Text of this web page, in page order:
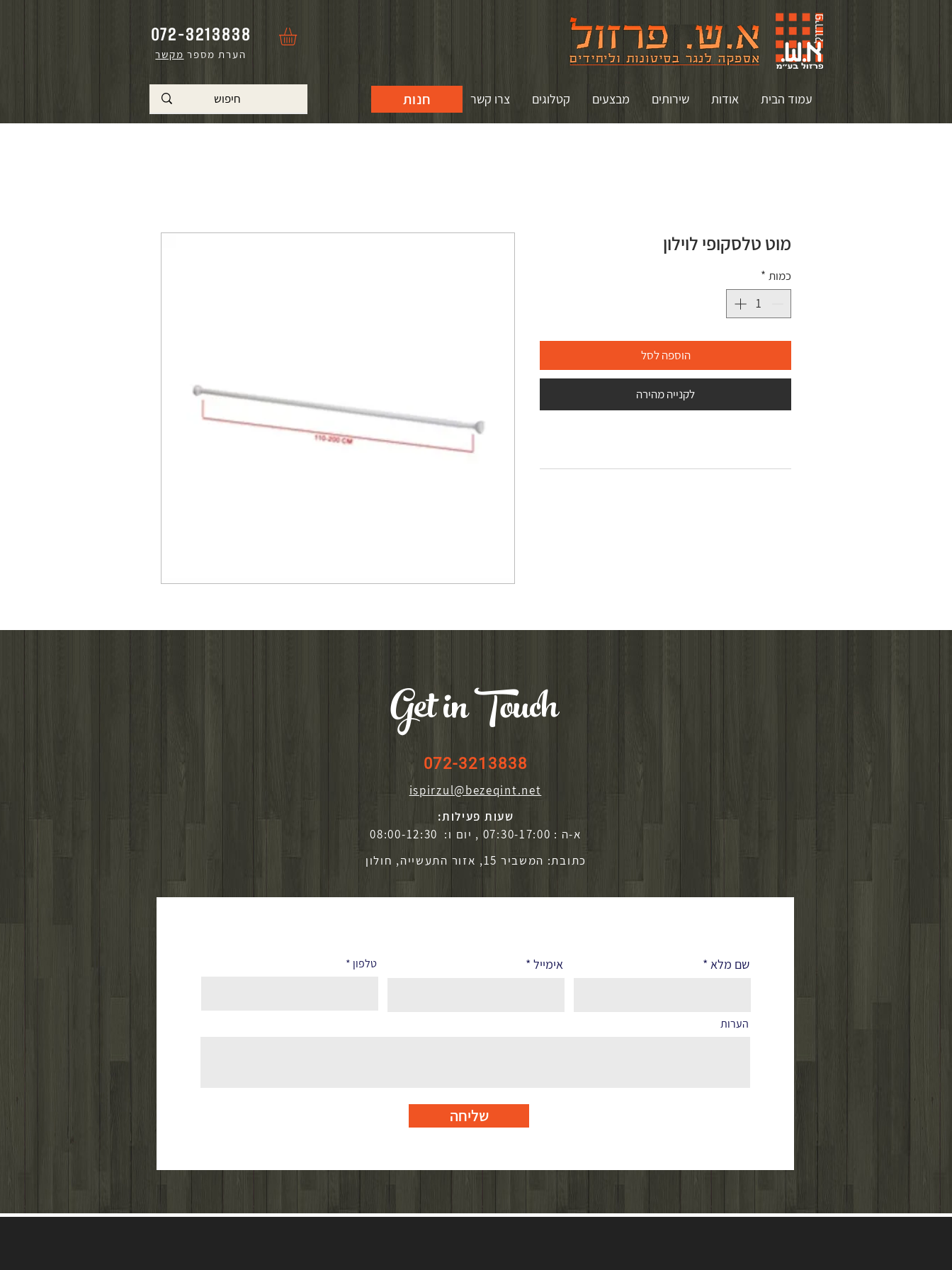
072-3213838
הערת מספר מקשר
חנות עמוד הבית אודות שירותים מבצעים קטלוגים צרו קשר
מוט טלסקופי לוילון
כמות *
הוספה לסל
לקנייה מהירה
Get in Touch
072-3213838
ispirzul@bezeqint.net
שעות פעילות:
א-ה : 07:30-17:00 , יום ו: 08:00-12:30
כתובת: המשביר 15, אזור התעשייה, חולון
טלפון אימייל שם מלא
הערות
שליחה